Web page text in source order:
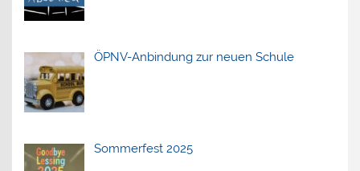
ÖPNV-Anbindung zur neuen Schule
Sommerfest 2025